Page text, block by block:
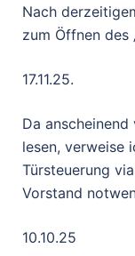
Nach
zum Öffnen des
17.11.25.
Da
lesen, verweise
Türsteuerung
Vorstand
10.10.25